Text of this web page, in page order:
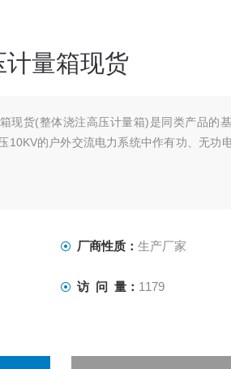
计量箱现货
现货(整体浇注高压计量箱)是同类产品的
10KV的户外交流电力系统中作有功、无功
厂商性质： 生产厂家
访 问 量： 1179